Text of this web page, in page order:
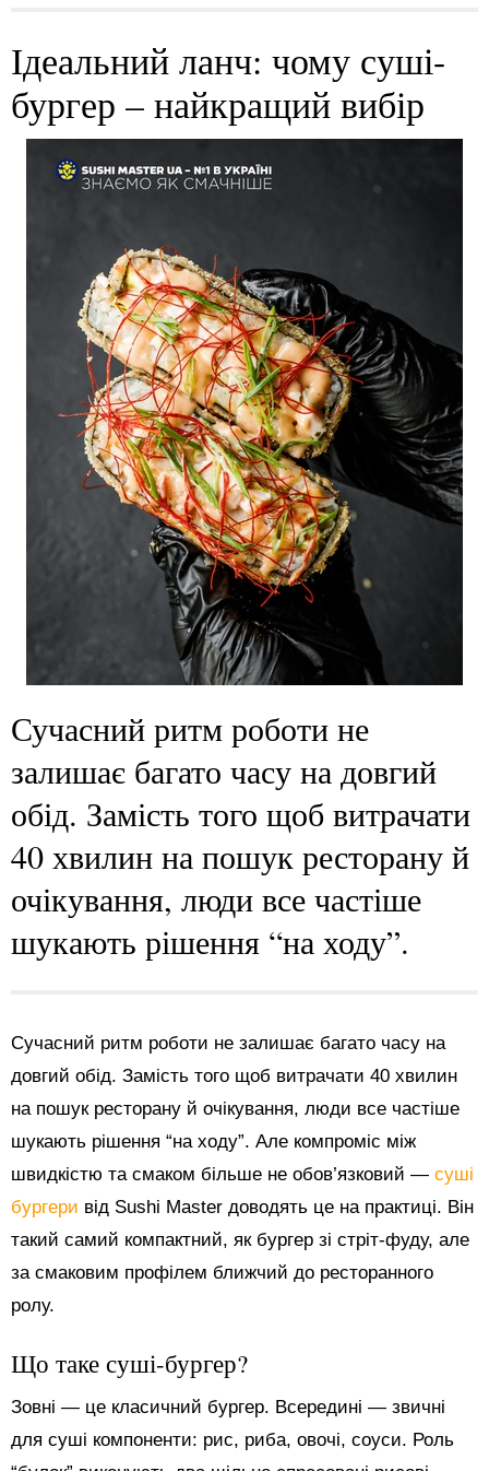
Ідеальний ланч: чому суші-
бургер – найкращий вибір
Сучасний ритм роботи не
залишає багато часу на довгий
обід. Замість того щоб витрачати
40 хвилин на пошук ресторану й
очікування, люди все частіше
шукають рішення “на ходу”.
Сучасний ритм роботи не залишає багато часу на
довгий обід. Замість того щоб витрачати 40 хвилин
на пошук ресторану й очікування, люди все частіше
шукають рішення “на ходу”. Але компроміс між
швидкістю та смаком більше не обов’язковий — суші
бургери від Sushi Master доводять це на практиці. Він
такий самий компактний, як бургер зі стріт-фуду, але
за смаковим профілем ближчий до ресторанного
ролу.
Що таке суші-бургер?
Зовні — це класичний бургер. Всередині — звичні
для суші компоненти: рис, риба, овочі, соуси. Роль